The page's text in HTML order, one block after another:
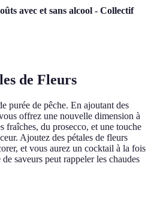
avec et sans alcool - Collectif
de Fleurs
purée de pêche. En ajoutant des
offrez une nouvelle dimension à
fraîches, du prosecco, et une touche
Ajoutez des pétales de fleurs
et vous aurez un cocktail à la fois
saveurs peut rappeler les chaudes